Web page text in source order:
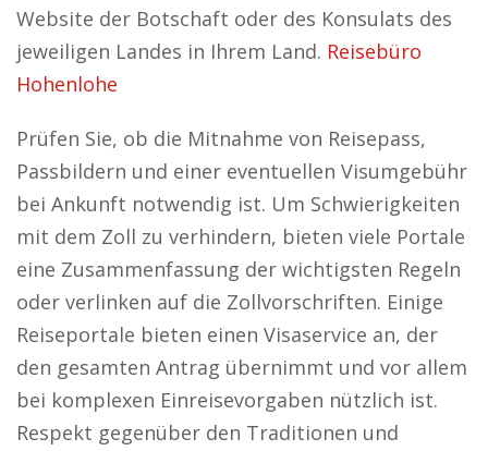
Website der Botschaft oder des Konsulats des
jeweiligen Landes in Ihrem Land. Reisebüro
Hohenlohe
Prüfen Sie, ob die Mitnahme von Reisepass,
Passbildern und einer eventuellen Visumgebühr
bei Ankunft notwendig ist. Um Schwierigkeiten
mit dem Zoll zu verhindern, bieten viele Portale
eine Zusammenfassung der wichtigsten Regeln
oder verlinken auf die Zollvorschriften. Einige
Reiseportale bieten einen Visaservice an, der
den gesamten Antrag übernimmt und vor allem
bei komplexen Einreisevorgaben nützlich ist.
Respekt gegenüber den Traditionen und